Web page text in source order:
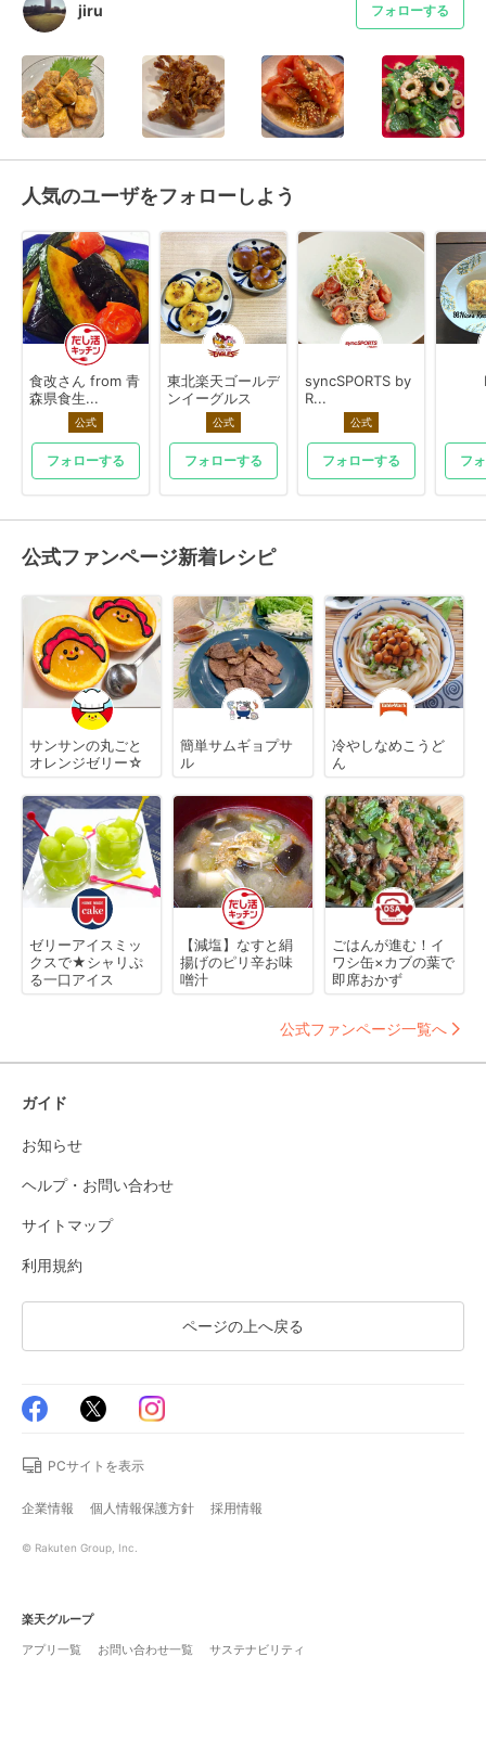
jiru フォローする
人気のユーザをフォローしよう
食改さん from 青
森県食生...
公式
フォローする
東北楽天ゴールデ
ンイーグルス
公式
フォローする
syncSPORTS by
R...
公式
フォローする フ
公式ファンページ新着レシピ
サンサンの丸ごと
オレンジゼリー☆
簡単サムギョプサ
ル
冷やしなめこうど
ん
ゼリーアイスミッ
クスで★シャリぷ
る一口アイス
【減塩】なすと絹
揚げのピリ辛お味
噌汁
ごはんが進む！イ
ワシ缶×カブの葉で
即席おかず
公式ファンページ一覧へ
ガイド
お知らせ
ヘルプ・お問い合わせ
サイトマップ
利用規約
ページの上へ戻る
PCサイトを表示
企業情報 個人情報保護方針 採用情報
© Rakuten Group, Inc.
楽天グループ
アプリ一覧
お問い合わせ一覧 サステナビリティ